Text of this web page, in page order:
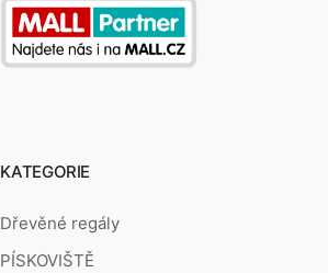
KATEGORIE
Dřevěné regály
PÍSKOVIŠTĚ